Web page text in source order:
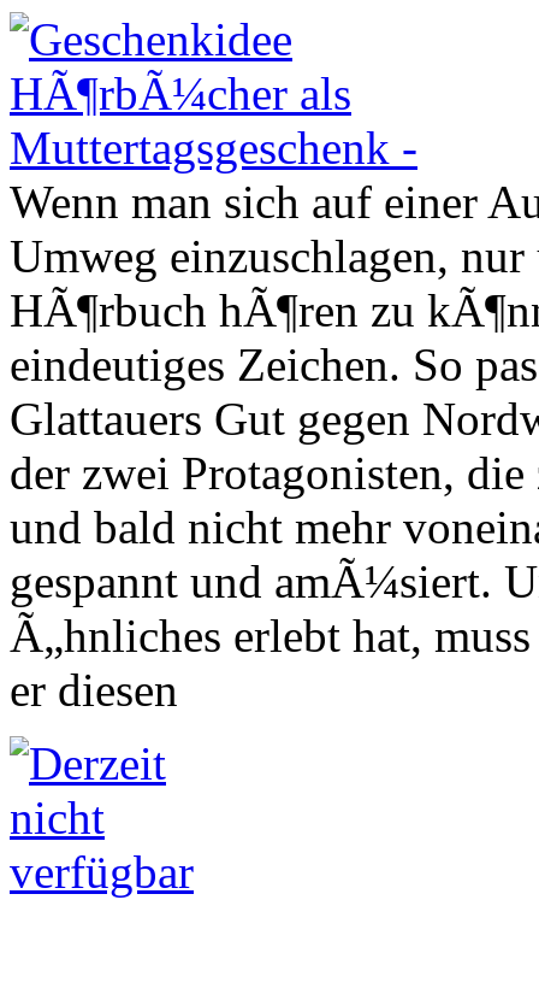
Wenn man sich auf einer
Umweg einzuschlagen,
HÃ¶rbuch hÃ¶ren zu
eindeutiges Zeichen. So
Glattauers Gut gegen
der zwei Protagonisten,
und bald nicht mehr
gespannt und amÃ¼siert.
Ã„hnliches erlebt hat,
er diesen